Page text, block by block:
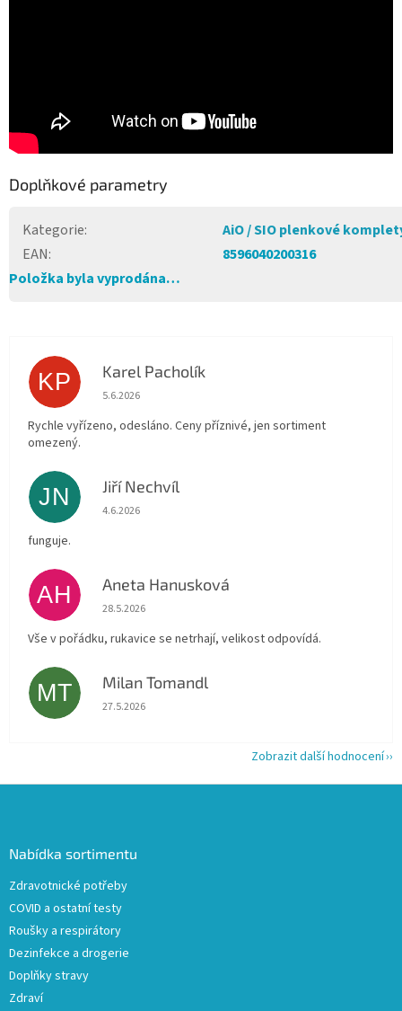
Doplňkové parametry
Kategorie:
AiO / SIO plenkové
EAN:
8596040200316
Položka byla vyprodána…
KP Karel Pacholík
Hodnocení obchodu je 4 z 5 hvězdiček.
5.6.2026
Rychle vyřízeno, odesláno. Ceny příznivé, jen sortiment
omezený.
JN Jiří Nechvíl
Hodnocení obchodu je 5 z 5 hvězdiček.
4.6.2026
funguje.
AH Aneta Hanusková
Hodnocení obchodu je 5 z 5 hvězdiček.
28.5.2026
Vše v pořádku, rukavice se netrhají, velikost odpovídá.
MT Milan Tomandl
Hodnocení obchodu je 5 z 5 hvězdiček.
27.5.2026
Zobrazit další hodnocení
Nabídka sortimentu
Zdravotnické potřeby
COVID a ostatní testy
Roušky a respirátory
Dezinfekce a drogerie
Doplňky stravy
Zdraví